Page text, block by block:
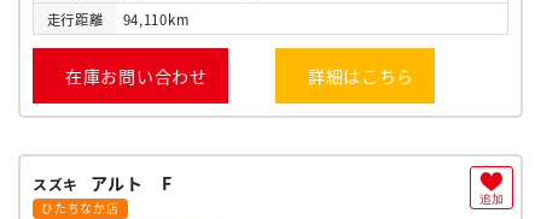
走行距離 94,110km
在庫お問い合わせ 詳細はこちら
スズキ アルト F
ひたちなか店
追加